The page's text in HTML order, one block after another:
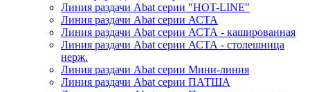
Линия раздачи Abat серии "HOT-LINE"
Линия раздачи Abat серии АСТА
Линия раздачи Abat серии АСТА - кашированная
Линия раздачи Abat серии АСТА - столешница
нерж.
Линия раздачи Abat серии Мини-линия
Линия раздачи Abat серии ПАТША